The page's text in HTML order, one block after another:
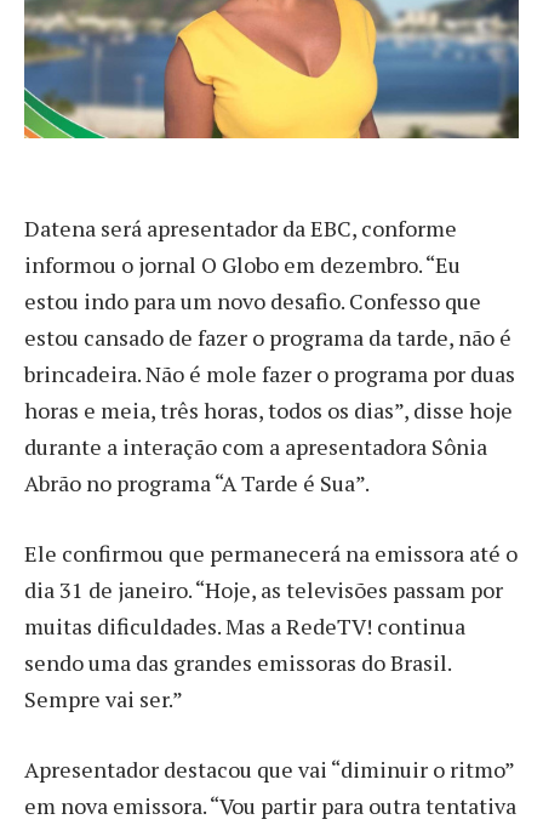
Datena será apresentador da EBC, conforme
informou o jornal O Globo em dezembro. “Eu
estou indo para um novo desafio. Confesso que
estou cansado de fazer o programa da tarde, não é
brincadeira. Não é mole fazer o programa por duas
horas e meia, três horas, todos os dias”, disse hoje
durante a interação com a apresentadora Sônia
Abrão no programa “A Tarde é Sua”.
Ele confirmou que permanecerá na emissora até o
dia 31 de janeiro. “Hoje, as televisões passam por
muitas dificuldades. Mas a RedeTV! continua
sendo uma das grandes emissoras do Brasil.
Sempre vai ser.”
Apresentador destacou que vai “diminuir o ritmo”
em nova emissora. “Vou partir para outra tentativa